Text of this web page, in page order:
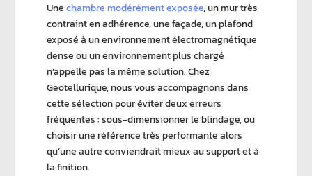
Unechambre modérément exposée, un mur très
contraint en adhérence, une façade, un plafond
exposé à un environnement électromagnétique
dense ou un environnement plus chargé
n’appelle pas la même solution. Chez
Geotellurique, nous vous accompagnons dans
cette sélection pour éviter deux erreurs
fréquentes : sous-dimensionner le blindage, ou
choisir une référence très performante alors
qu’une autre conviendrait mieux au support et à
la finition.